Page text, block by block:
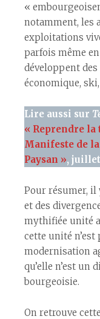
«
notamment, les
exploitations
parfois même
développent
économique,
Lire aussi sur
« Reprendre
Manifeste de
Paysan », juillet
Pour résumer, il
et des
mythifiée unité
cette unité
modernisation
qu’elle n’est un
bourgeoisie.
On retrouve